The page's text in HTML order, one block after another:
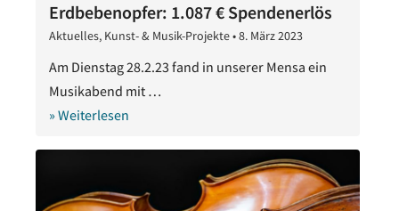
Erdbebenopfer: 1.087 € Spendenerlös
Aktuelles, Kunst- & Musik-Projekte•8. März 2023
2023
Am Dienstag 28.2.23 fand in unserer Mensa ein
Musikabend mit …
» Weiterlesen